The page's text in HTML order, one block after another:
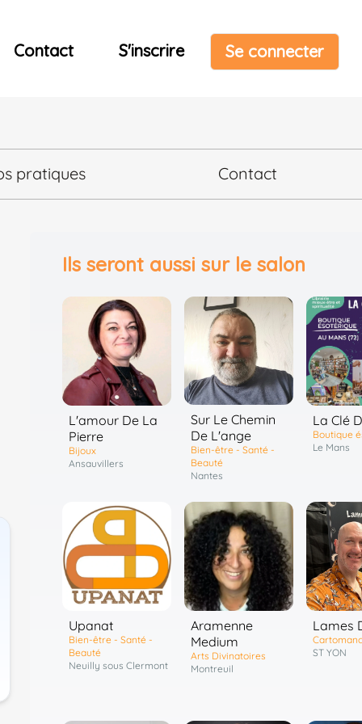
Contact S'inscrire Se connecter
pratiques Contact
Ils seront aussi sur le salon
L'amour De La
Pierre
Bijoux
Ansauvillers
Sur Le Chemin
De L'ange
Bien-être - Santé -
Beauté
Nantes
La Clé
Boutique
Le Mans
Upanat
Bien-être - Santé -
Beauté
Neuilly sous Clermont
Aramenne
Medium
Arts Divinatoires
Montreuil
Lames
ST YON